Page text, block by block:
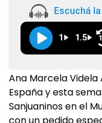
Escuchá
1 1.5
Ana Marcela Videla
España y esta
Sanjuaninos en el